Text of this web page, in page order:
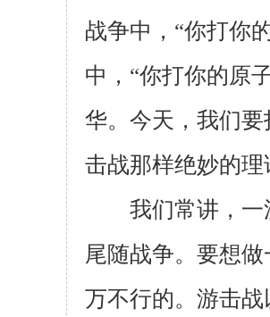
战争中，“你打你
中，“你打你的原
华。今天，我们
击战那样绝妙的
我们常讲，一
尾随战争。要想
万不行的。游击